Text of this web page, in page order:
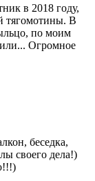
в 2018 году,
тягомотины. В
по моим
Огромное
беседка,
своего дела!)